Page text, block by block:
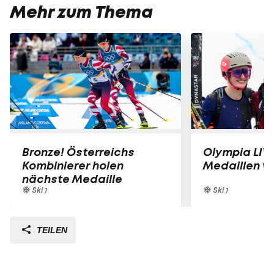
Mehr zum Thema
Bronze! Österreichs
Kombinierer holen
nächste Medaille
Ski 1
Olympia
Medaillen
Ski 1
TEILEN